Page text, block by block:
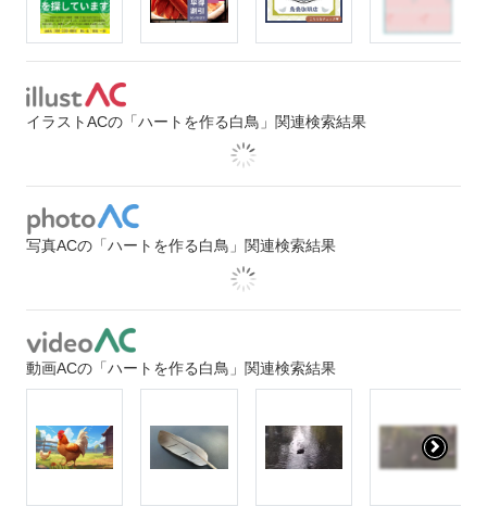
イラストACの「ハートを作る白鳥」関連検索結果
写真ACの「ハートを作る白鳥」関連検索結果
動画ACの「ハートを作る白鳥」関連検索結果